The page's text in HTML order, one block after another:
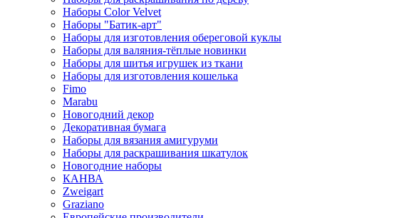
Наборы Сolor Velvet
Наборы "Батик-арт"
Наборы для изготовления обереговой куклы
Наборы для валяния-тёплые новинки
Наборы для шитья игрушек из ткани
Наборы для изготовления кошелька
Fimo
Marabu
Новогодний декор
Декоративная бумага
Наборы для вязания амигуруми
Наборы для раскрашивания шкатулок
Новогодние наборы
КАНВА
Zweigart
Graziano